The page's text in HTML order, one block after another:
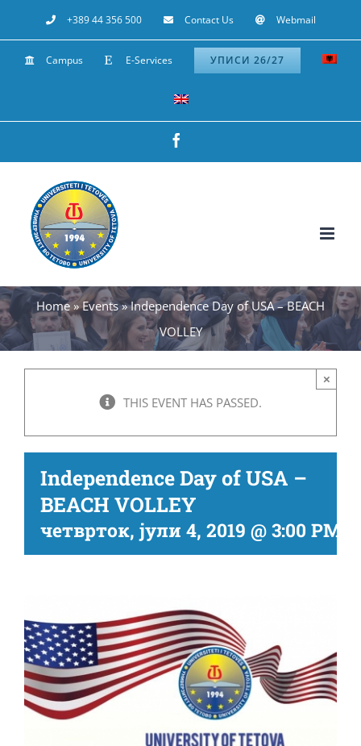
to
content
+389 44 356 500 Contact Us Webmail
Campus E-Services УПИСИ 26/27
Home»Events»Independence Day of USA – BEACH
VOLLEY
THIS EVENT HAS PASSED.
×
Independence Day of USA –
BEACH VOLLEY
четврток, јули 4, 2019 @ 3:00 PM